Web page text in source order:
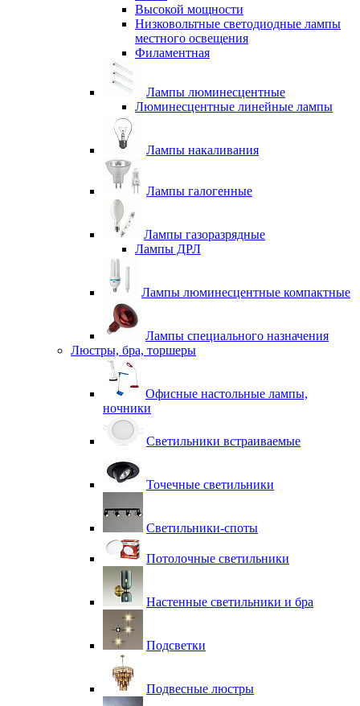
Высокой мощности
Низковольтные светодиодные лампы
местного освещения
Филаментная
Лампы люминесцентные
Люминесцентные линейные лампы
Лампы накаливания
Лампы галогенные
Лампы газоразрядные
Лампы ДРЛ
Лампы люминесцентные компактные
Лампы специального назначения
Люстры, бра, торшеры
Офисные настольные лампы,
ночники
Светильники встраиваемые
Точечные светильники
Светильники-споты
Потолочные светильники
Настенные светильники и бра
Подсветки
Подвесные люстры